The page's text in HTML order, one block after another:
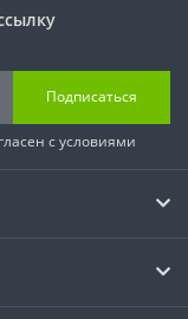
Подписаться
с условиями